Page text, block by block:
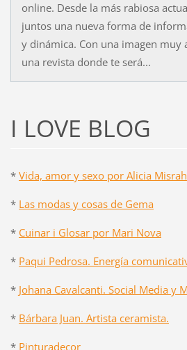
online. Desde la más rabiosa
juntos una nueva forma de
y dinámica. Con una imagen muy
una revista donde te será...
I LOVE BLOG
* Vida, amor y sexo por Alicia
* Las modas y cosas de Gema
* Cuinar i Glosar por Mari Nova
* Paqui Pedrosa. Energía
* Johana Cavalcanti. Social Media y
* Bárbara Juan. Artista ceramista.
* Pinturadecor